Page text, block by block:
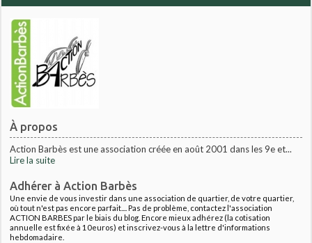
À propos
Action Barbès est une association créée en août 2001 dans les 9e et...
Lire la suite
Adhérer à Action Barbès
Une envie de vous investir dans une association de quartier, de votre quartier,
où tout n'est pas encore parfait.... Pas de problème, contactez l'association
ACTION BARBES par le biais du blog. Encore mieux adhérez (la cotisation
annuelle est fixée à 10euros) et inscrivez-vous à la lettre d'informations
hebdomadaire.